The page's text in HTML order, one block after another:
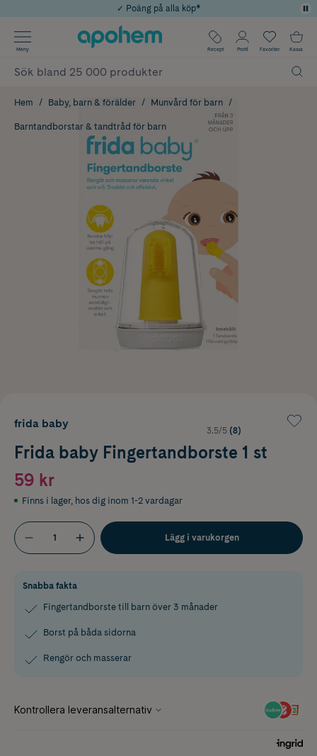
Årets Butik 2025 inom Skönhet
Använd kod: SOMMAR20 för 20% över 649kr
✓ Rådgivning från farmaceuter & hudterapeuter
✓ Poäng på alla köp*
Meny Recept Profil Favoriter Kassa
Hem Baby, barn & förälder Munvård för barn
Barntandborstar & tandtråd för barn
frida baby
3.5/5 (8)
Frida baby Fingertandborste 1 st
59 kr
Finns i lager, hos dig inom 1-2 vardagar
Lägg i varukorgen
Snabba fakta
Fingertandborste till barn över 3 månader
Borst på båda sidorna
Rengör och masserar